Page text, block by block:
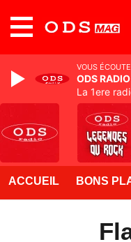
ACCUEIL BONS
VOUS
ODS RADIO
La 1ere